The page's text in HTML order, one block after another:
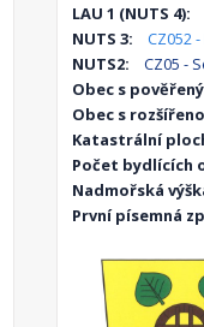
LAU 1 (NUTS 4):
NUTS 3:
CZ052
NUTS2:
CZ05 -
Obec s
Obec s
Katastrální
Počet bydlících
Nadmořská
První písemná